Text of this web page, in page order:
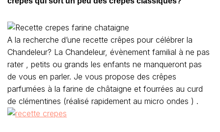
A la recherche d’une recette crêpes pour célébrer la
Chandeleur? La Chandeleur, évènement familial à ne pas
rater , petits ou grands les enfants ne manqueront pas
de vous en parler. Je vous propose des crêpes
parfumées à la farine de châtaigne et fourrées au curd
de clémentines (réalisé rapidement au micro ondes ) .